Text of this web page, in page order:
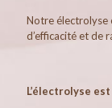
Notre électrolyse
d’efficacité et de
L’électrolyse